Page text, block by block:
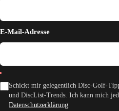
E-Mail-Adresse
Schickt mir gelegentlich Disc-Golf-
und DiscList-Trends. Ich kann mich
Datenschutzerklärung